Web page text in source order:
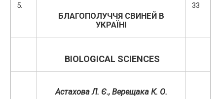
5.
БЛАГОПОЛУЧЧЯ СВИНЕЙ В
УКРАЇНІ
33
BIOLOGICAL SCIENCES
Астахова Л. Є., Верещака К. О.